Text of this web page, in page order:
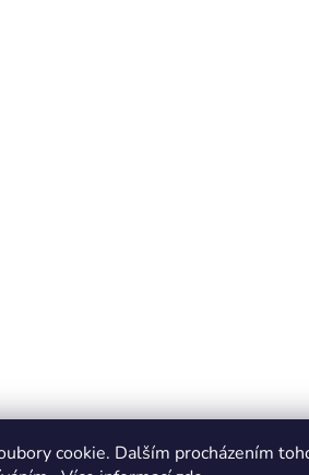
cookie. Dalším procházením